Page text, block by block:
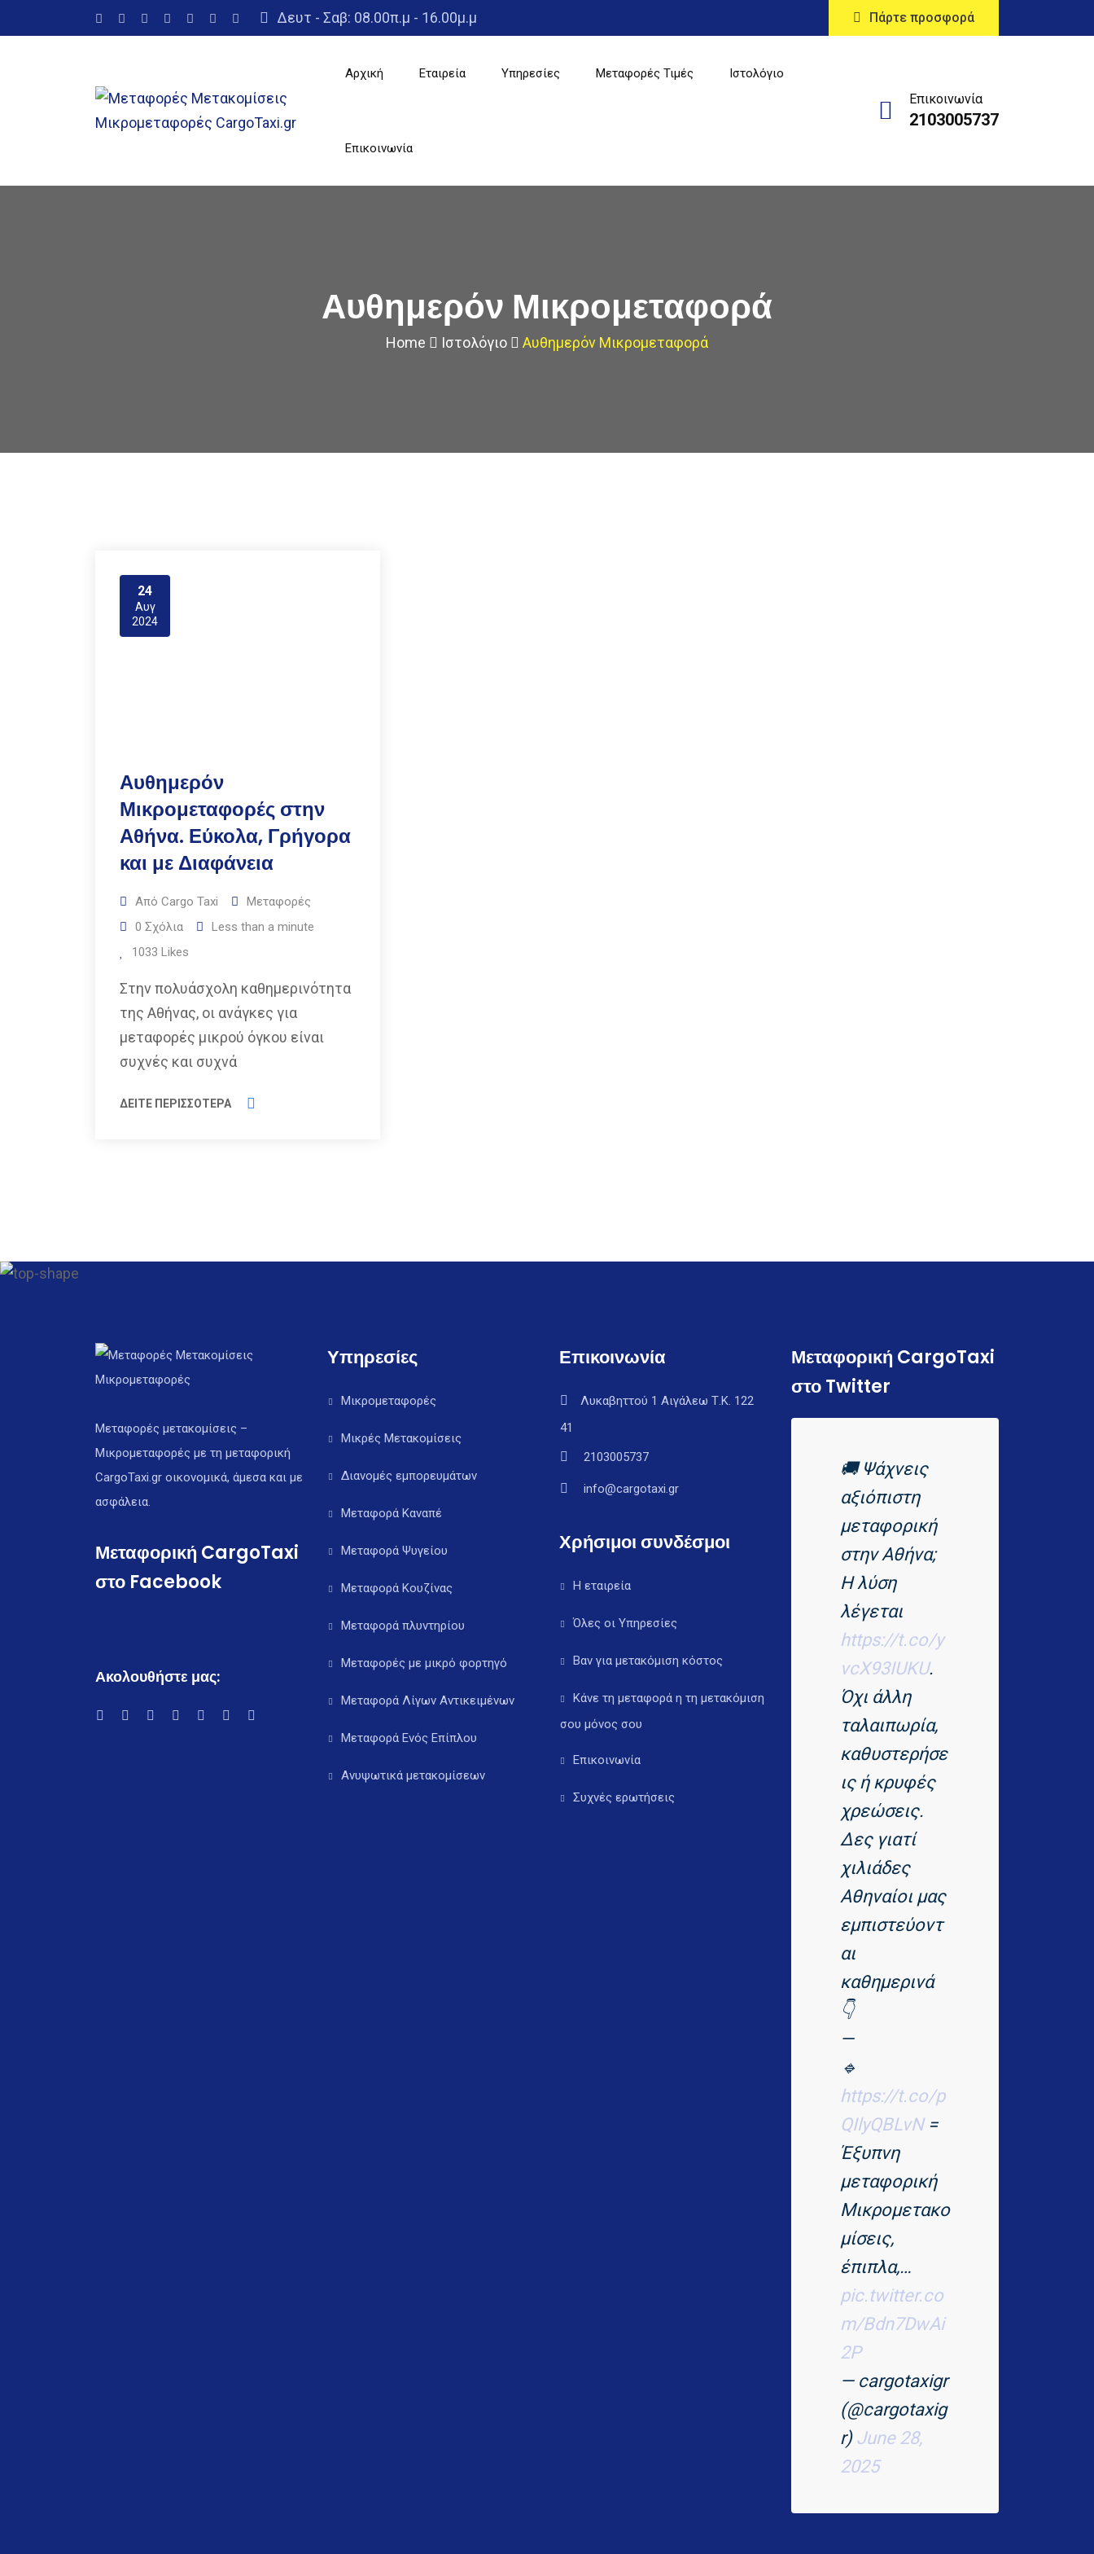
to
Δευτ - Σαβ: 08.00π.μ - 16.00μ.μ Πάρτε προσφορά
Αρχική Εταιρεία Υπηρεσίες Μεταφορές Τιμές Ιστολόγιο
Επικοινωνία
Επικοινωνία
2103005737
Αυθημερόν Μικρομεταφορά
Home Ιστολόγιο Αυθημερόν Μικρομεταφορά
24
Αυγ
2024
Αυθημερόν
Μικρομεταφορές στην
Αθήνα. Εύκολα, Γρήγορα
και με Διαφάνεια
Από Cargo Taxi
Μεταφορές
0 Σχόλια
Less than a minute
1033 Likes
Στην πολυάσχολη καθημερινότητα
της Αθήνας, οι ανάγκες για
μεταφορές μικρού όγκου είναι
συχνές και συχνά
ΔΕΙΤΕ ΠΕΡΙΣΣΟΤΕΡΑ
Μεταφορές μετακομίσεις –
Μικρομεταφορές με τη μεταφορική
CargoTaxi.gr οικονομικά, άμεσα και με
ασφάλεια.
Μεταφορική CargoTaxi
στο Facebook
Ακολουθήστε μας:
Υπηρεσίες
Μικρομεταφορές
Μικρές Μετακομίσεις
Διανομές εμπορευμάτων
Μεταφορά Καναπέ
Μεταφορά Ψυγείου
Μεταφορά Κουζίνας
Μεταφορά πλυντηρίου
Μεταφορές με μικρό φορτηγό
Μεταφορά Λίγων Αντικειμένων
Μεταφορά Ενός Επίπλου
Ανυψωτικά μετακομίσεων
Επικοινωνία
Λυκαβηττού 1 Αιγάλεω Τ.Κ. 122
41
2103005737
info@cargotaxi.gr
Χρήσιμοι συνδέσμοι
Η εταιρεία
Όλες οι Υπηρεσίες
Βαν για μετακόμιση κόστος
Κάνε τη μεταφορά η τη μετακόμιση
σου μόνος σου
Επικοινωνία
Συχνές ερωτήσεις
Μεταφορική CargoTaxi
στο Twitter
🚚 Ψάχνεις
αξιόπιστη
μεταφορική
στην Αθήνα;
Η λύση
λέγεται
https://t.co/y
vcX93IUKU.
Όχι άλλη
ταλαιπωρία,
καθυστερήσε
ις ή κρυφές
χρεώσεις.
Δες γιατί
χιλιάδες
Αθηναίοι μας
εμπιστεύοντ
αι
καθημερινά
👇
—
🔹
https://t.co/p
QIlyQBLvN=
Έξυπνη
μεταφορική
Μικρομετακο
μίσεις,
έπιπλα,…
pic.twitter.co
m/Bdn7DwAi
2P
— cargotaxigr
(@cargotaxig
r) June 28,
2025